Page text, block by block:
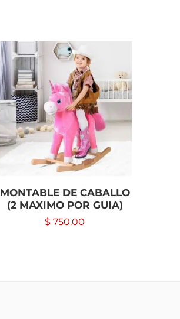
MONTABLE DE CABALLO
(2 MAXIMO POR GUIA)
$ 750.00